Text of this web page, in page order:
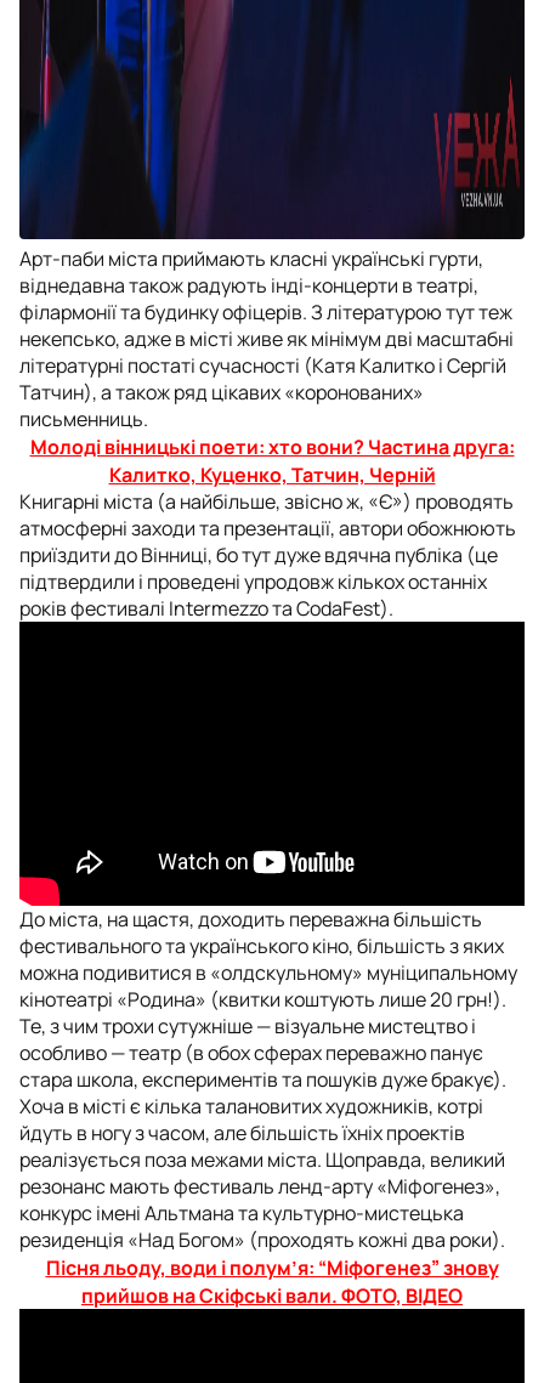
Арт-паби міста приймають класні українські гурти,
віднедавна також радують інді-концерти в театрі,
філармонії та будинку офіцерів. З літературою тут теж
некепсько, адже в місті живе як мінімум дві масштабні
літературні постаті сучасності (Катя Калитко і Сергій
Татчин), а також ряд цікавих «коронованих»
письменниць.
Молоді вінницькі поети: хто вони? Частина друга:
Калитко, Куценко, Татчин, Черній
Книгарні міста (а найбільше, звісно ж, «Є») проводять
атмосферні заходи та презентації, автори обожнюють
приїздити до Вінниці, бо тут дуже вдячна публіка (це
підтвердили і проведені упродовж кількох останніх
років фестивалі Intermezzo та CodaFest).
До міста, на щастя, доходить переважна більшість
фестивального та українського кіно, більшість з яких
можна подивитися в «олдскульному» муніципальному
кінотеатрі «Родина» (квитки коштують лише 20 грн!).
Те, з чим трохи сутужніше — візуальне мистецтво і
особливо — театр (в обох сферах переважно панує
стара школа, експериментів та пошуків дуже бракує).
Хоча в місті є кілька талановитих художників, котрі
йдуть в ногу з часом, але більшість їхніх проектів
реалізується поза межами міста. Щоправда, великий
резонанс мають фестиваль ленд-арту «Міфогенез»,
конкурс імені Альтмана та культурно-мистецька
резиденція «Над Богом» (проходять кожні два роки).
Пісня льоду, води і полум’я: “Міфогенез” знову
прийшов на Скіфські вали. ФОТО, ВІДЕО